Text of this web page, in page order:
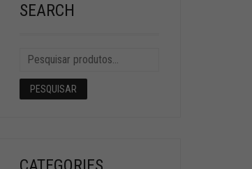
SEARCH
PESQUISAR